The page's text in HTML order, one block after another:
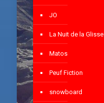
JO
La Nuit de la Glisse
Matos
Peuf Fiction
snowboard